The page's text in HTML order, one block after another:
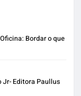
Bordar o que
Jr- Editora Paullus